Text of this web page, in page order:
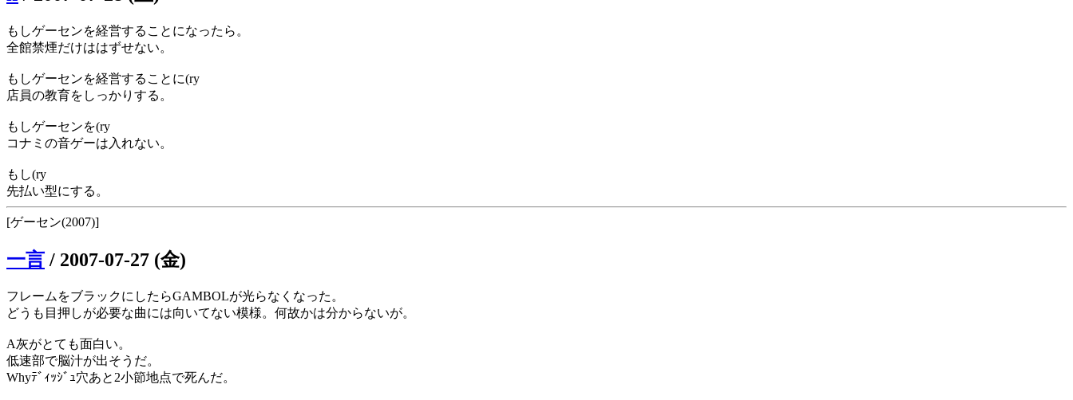
もしゲーセンを経営することになったら。
全館禁煙だけははずせない。
もしゲーセンを経営することに(ry
店員の教育をしっかりする。
もしゲーセンを(ry
コナミの音ゲーは入れない。
もし(ry
先払い型にする。
[ゲーセン(2007)]
一言 / 2007-07-27 (金)
フレームをブラックにしたらGAMBOLが光らなくなった。
どうも目押しが必要な曲には向いてない模様。何故かは分からないが。
A灰がとても面白い。
低速部で脳汁が出そうだ。
Whyﾃﾞｨｯｼﾞｭ穴あと2小節地点で死んだ。